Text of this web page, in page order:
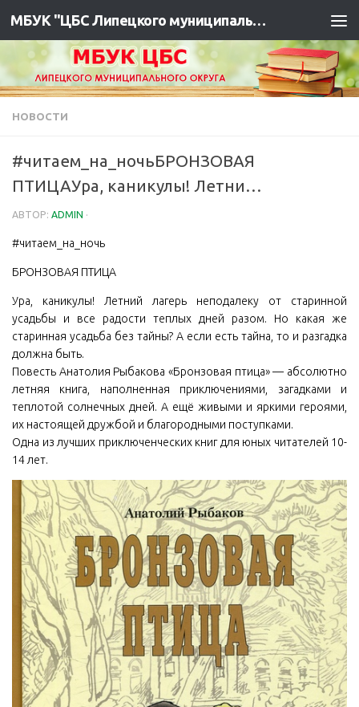
МБУК "ЦБС Липецкого муниципального района"
НОВОСТИ
#читаем_на_ночьБРОНЗОВАЯ
ПТИЦАУра, каникулы! Летни…
АВТОР: ADMIN ·
#читаем_на_ночь
БРОНЗОВАЯ ПТИЦА
Ура, каникулы! Летний лагерь неподалеку от старинной
усадьбы и все радости теплых дней разом. Но какая же
старинная усадьба без тайны? А если есть тайна, то и разгадка
должна быть.
Повесть Анатолия Рыбакова «Бронзовая птица» — абсолютно
летняя книга, наполненная приключениями, загадками и
теплотой солнечных дней. А ещё живыми и яркими героями,
их настоящей дружбой и благородными поступками.
Одна из лучших приключенческих книг для юных читателей 10-
14 лет.